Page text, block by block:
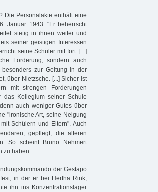
Die Personalakte enthält eine
Januar 1943: "Er beherrscht
stetig in ihnen weiter und
seiner geistigen Interessen
seine Schüler mit fort. [...]
Förderung, sondern auch
besonders zur Geltung in der
über Nietzsche. [...] Sicher ist
mit strengen Forderungen
das Kollegium seiner Schule
auch weniger Gutes über
"ironische Art, seine Neigung
Schülern und Eltern". Auch
gepflegt, die älteren
So scheint Bruno Nehmert
zu haben.
der Gestapo
in der er bei Hertha Rink,
ihn ins Konzentrationslager